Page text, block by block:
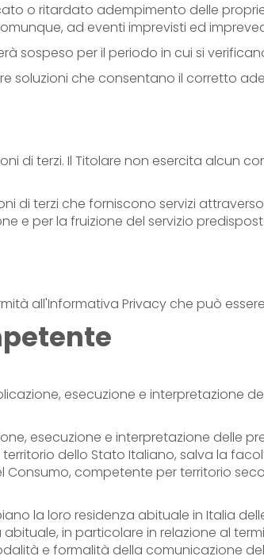
o ritardato adempimento delle
ad eventi imprevisti ed
sospeso per il periodo in cui si
soluzioni che consentano il corretto
di terzi. Il Titolare non esercita alcun
terzi che forniscono servizi attraverso
e per la fruizione del servizio
all'Informativa Privacy che può
esecuzione e interpretazione
esecuzione e interpretazione delle
dello Stato Italiano, salva la
competente per territorio
la loro residenza abituale in Italia
in particolare in relazione al
e formalità della comunicazione